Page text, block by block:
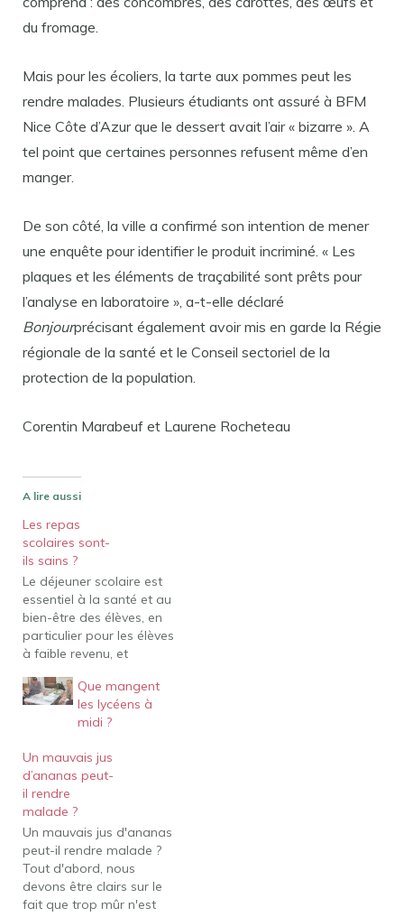
du fromage.
Mais pour les écoliers, la tarte aux pommes peut les
rendre malades. Plusieurs étudiants ont assuré à BFM
Nice Côte d’Azur que le dessert avait l’air « bizarre ». A
tel point que certaines personnes refusent même d’en
manger.
De son côté, la ville a confirmé son intention de mener
une enquête pour identifier le produit incriminé. « Les
plaques et les éléments de traçabilité sont prêts pour
l’analyse en laboratoire », a-t-elle déclaré
Bonjourprécisant également avoir mis en garde la Régie
régionale de la santé et le Conseil sectoriel de la
protection de la population.
Corentin Marabeuf et Laurene Rocheteau
A lire aussi
Les repas
scolaires sont-
ils sains ?
Le déjeuner scolaire est
essentiel à la santé et au
bien-être des élèves, en
particulier pour les élèves
à faible revenu, et
ont la nutrition dont ils
ont besoin tout au long
de la journée pour
montre que la réception
de repas scolaires…
Que mangent
les lycéens à
midi ?
Un mauvais jus
d’ananas peut-
il rendre
malade ?
Un mauvais jus d'ananas
peut-il rendre malade ?
Tout d'abord, nous
devons être clairs sur le
fait que trop mûr n'est